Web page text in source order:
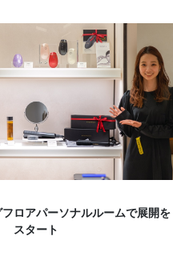
ロアパーソナルルームで展開を
スタート